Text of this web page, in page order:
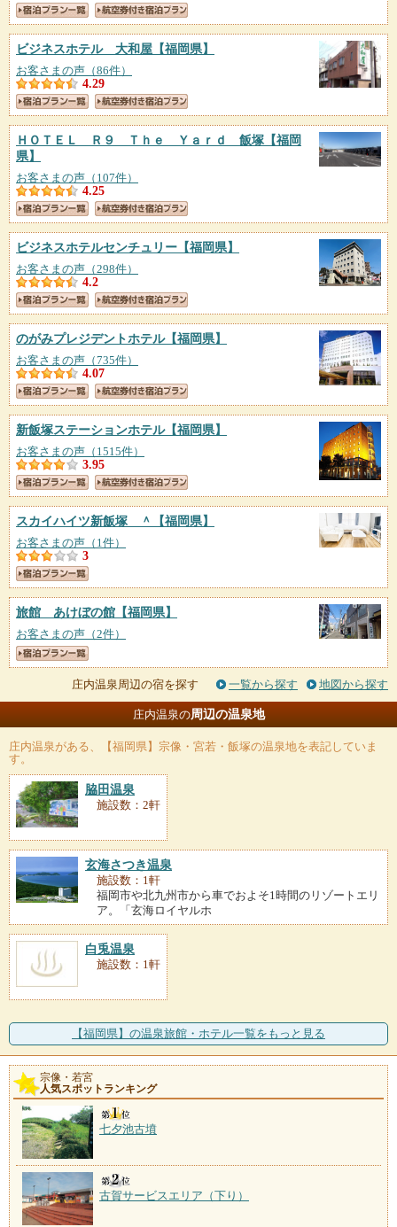
ビジネスホテル 大和屋 【福岡県】
お客さまの声（86件）
4.29
ＨＯＴＥＬ Ｒ９ Ｔｈｅ Ｙａｒｄ 飯塚 【福岡
県】
お客さまの声（107件）
4.25
ビジネスホテルセンチュリー 【福岡県】
お客さまの声（298件）
4.2
のがみプレジデントホテル【福岡県】
お客さまの声（735件）
4.07
新飯塚ステーションホテル【福岡県】
お客さまの声（1515件）
3.95
スカイハイツ新飯塚 ＾ 【福岡県】
お客さまの声（1件）
3
旅館 あけぼの館 【福岡県】
お客さまの声（2件）
庄内温泉周辺の宿を探す 一覧から探す 地図から探す
庄内温泉の周辺の温泉地
庄内温泉がある、【福岡県】宗像・宮若・飯塚の温泉地を表記していま
す。
脇田温泉
施設数：2軒
玄海さつき温泉
施設数：1軒
福岡市や北九州市から車でおよそ1時間のリゾートエリ
ア。「玄海ロイヤルホ
白兎温泉
施設数：1軒
【福岡県】の温泉旅館・ホテル一覧をもっと見る
宗像・若宮
人気スポットランキング
七夕池古墳
古賀サービスエリア（下り）